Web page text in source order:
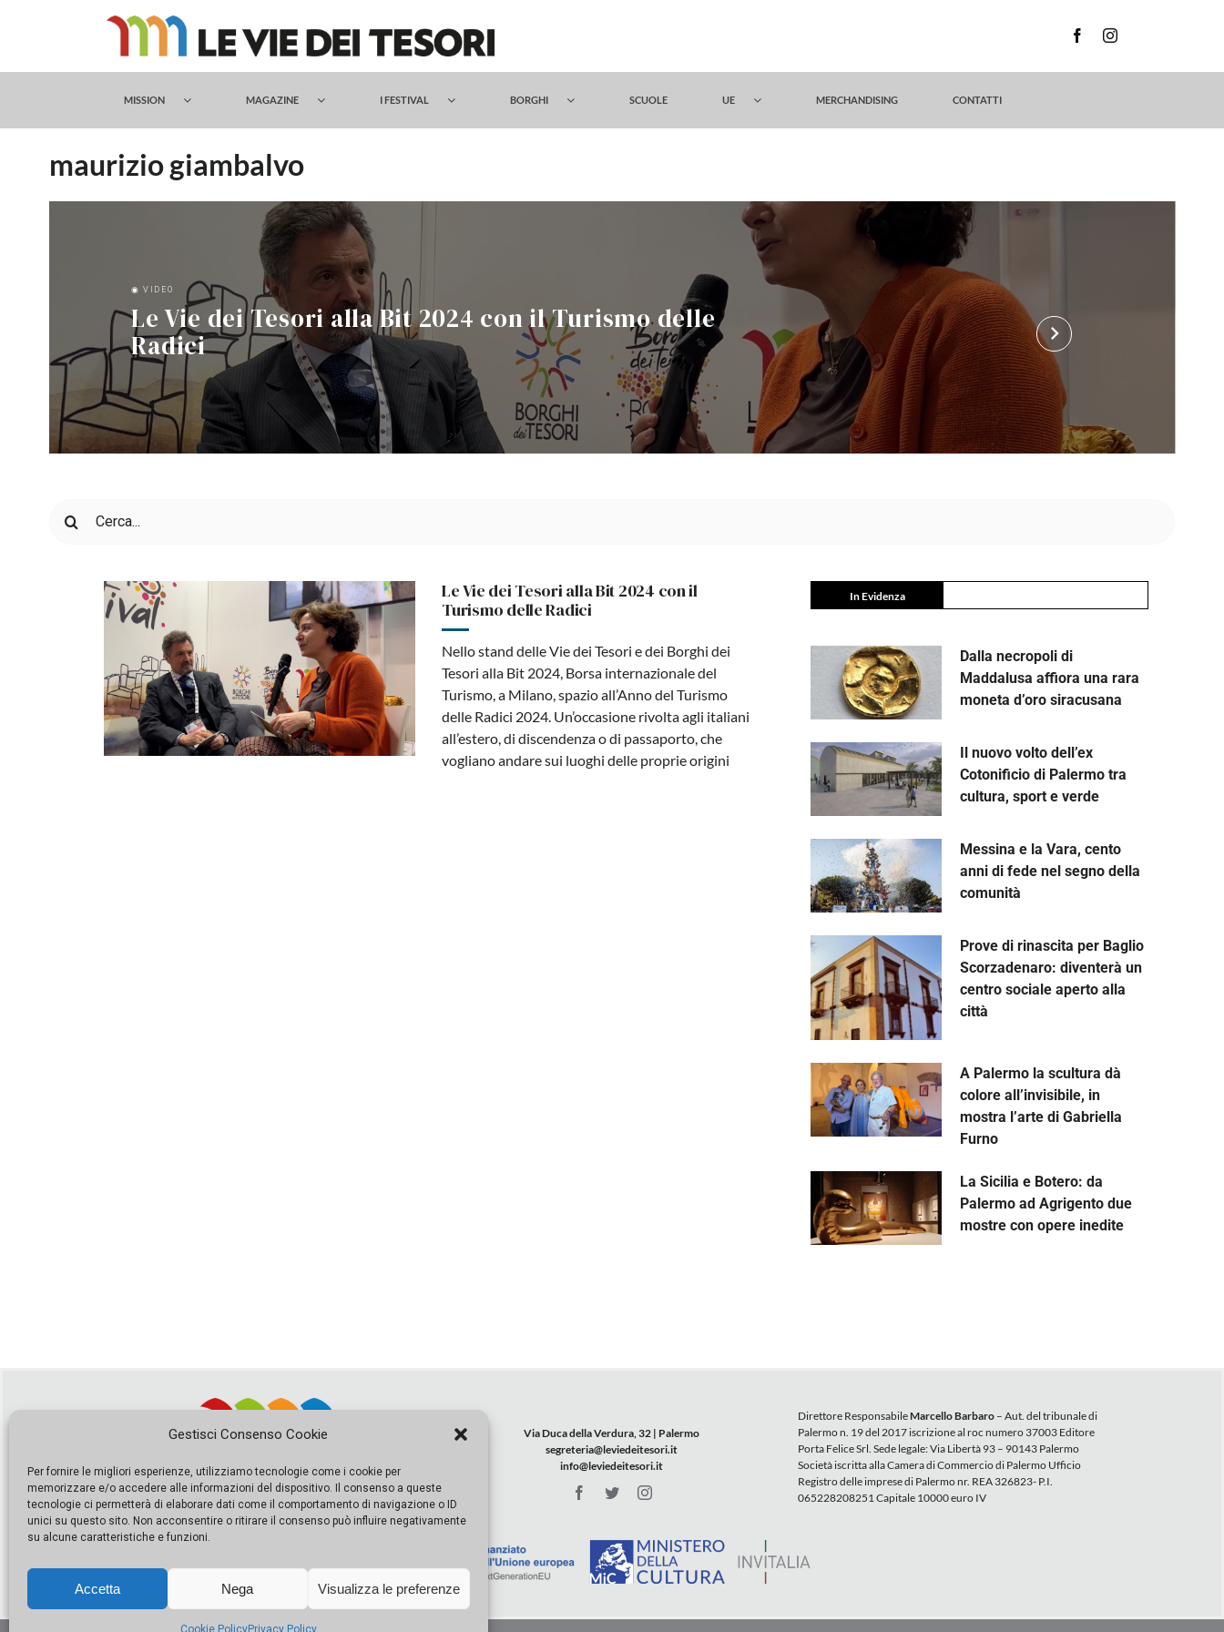
Gestisci Consenso Cookie
Per fornire le migliori esperienze, utilizziamo tecnologie come i cookie per
memorizzare e/o accedere alle informazioni del dispositivo. Il consenso a queste
tecnologie ci permetterà di elaborare dati come il comportamento di navigazione o ID
unici su questo sito. Non acconsentire o ritirare il consenso può influire negativamente
su alcune caratteristiche e funzioni.
Accetta Nega Visualizza le preferenze
Cookie PolicyPrivacy Policy
MISSION MAGAZINE I FESTIVAL BORGHI SCUOLE UE MERCHANDISING CONTATTI
maurizio giambalvo
◉ VIDEO
Le Vie dei Tesori alla Bit 2024 con il Turismo delle
Radici
keyboard_arrow_right
per:
Le Vie dei Tesori alla Bit 2024 con il
Turismo delle Radici
Nello stand delle Vie dei Tesori e dei Borghi dei
Tesori alla Bit 2024, Borsa internazionale del
Turismo, a Milano, spazio all’Anno del Turismo
delle Radici 2024. Un’occasione rivolta agli italiani
all’estero, di discendenza o di passaporto, che
vogliano andare sui luoghi delle proprie origini
In Evidenza
Dalla necropoli di
Maddalusa affiora una rara
moneta d’oro siracusana
Il nuovo volto dell’ex
Cotonificio di Palermo tra
cultura, sport e verde
Messina e la Vara, cento
anni di fede nel segno della
comunità
Prove di rinascita per Baglio
Scorzadenaro: diventerà un
centro sociale aperto alla
città
A Palermo la scultura dà
colore all’invisibile, in
mostra l’arte di Gabriella
Furno
La Sicilia e Botero: da
Palermo ad Agrigento due
mostre con opere inedite
Via Duca della Verdura, 32 | Palermo
segreteria@leviedeitesori.it
info@leviedeitesori.it
Direttore ResponsabileMarcello Barbaro– Aut. del tribunale di
Palermo n. 19 del 2017 iscrizione al roc numero 37003 Editore
Porta Felice Srl. Sede legale: Via Libertà 93 – 90143 Palermo
Società iscritta alla Camera di Commercio di Palermo Ufficio
Registro delle imprese di Palermo nr. REA 326823- P.I.
065228208251 Capitale 10000 euro IV